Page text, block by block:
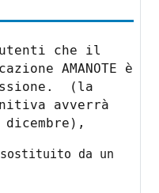
che il
AMANOTE è
(la
avverrà
da un